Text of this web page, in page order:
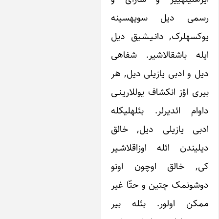
رسمی دیل سویه‎سینه
یوکسه‎لرک, دانـیـشـیق دیل
ایله باشقا‎لاشیر. شفاهی
ادبی یازیلی دیل, هر
اؤز انکشاف یوللاریـنـی
داوام ائدیرلر. بئله‎لیکله
یازیلی دیل, خالق
ائله اوزاقلاشـیر
خالق اوچون اونو
چتین و حتّا غیر
اولور. بئله بیر